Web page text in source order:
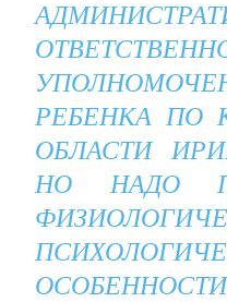
РЕБЕНКА ПО
ОБЛАСТИ
НО НАДО